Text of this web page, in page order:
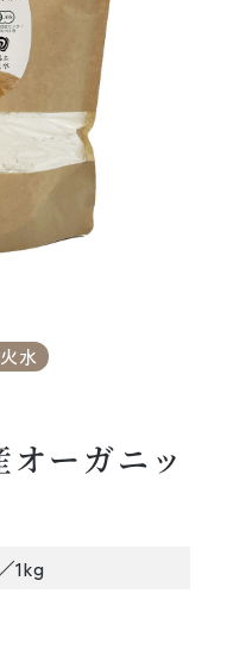
水
ーガニッ
1kg